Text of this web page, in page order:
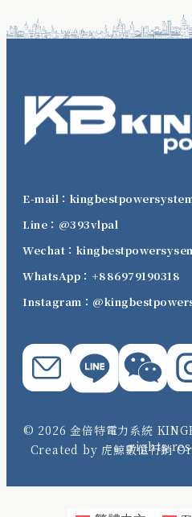
E-mail：
Line：@393vlpal
Wechat：
WhatsApp：+886979190318
Instagram：
© 2026 金倍特電力系統
rights
Created by 虎鯨數位行銷